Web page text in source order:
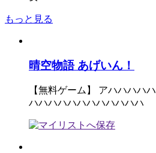
もっと見る
晴空物語 あげいん！
【無料ゲーム】 アハハハハ
ハハハハハハハハハハハハ